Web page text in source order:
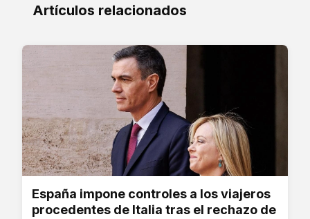
Artículos relacionados
España impone controles a los viajeros
procedentes de Italia tras el rechazo de